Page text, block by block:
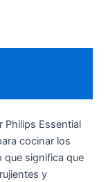
Philips Essential
cocinar los
que significa que
y